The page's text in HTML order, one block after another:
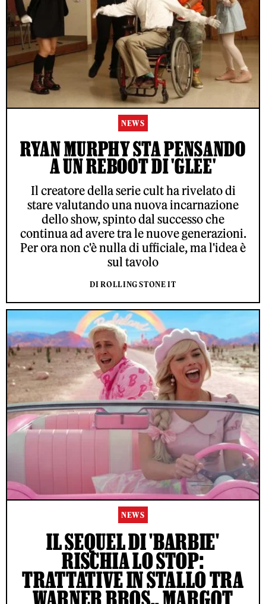
NEWS
RYAN MURPHY STA PENSANDO
A UN REBOOT DI 'GLEE'
Il creatore della serie cult ha rivelato di
stare valutando una nuova incarnazione
dello show, spinto dal successo che
continua ad avere tra le nuove generazioni.
Per ora non c'è nulla di ufficiale, ma l'idea è
sul tavolo
DI ROLLING STONE IT
NEWS
IL SEQUEL DI 'BARBIE'
RISCHIA LO STOP:
TRATTATIVE IN STALLO TRA
WARNER BROS., MARGOT